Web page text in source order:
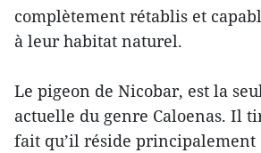
complètement rétablis et
à leur habitat naturel.
Le pigeon de Nicobar, est la
actuelle du genre Caloenas. Il
fait qu’il réside principalement